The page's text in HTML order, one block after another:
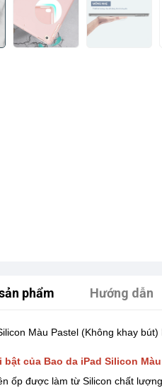
phẩm Hướng dẫn
Màu Pastel (Không khay
bật của Bao da iPad Silicon
ốp được làm từ Silicon chất